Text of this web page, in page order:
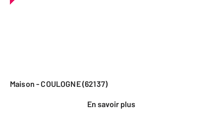
Maison - COULOGNE (62137)
En savoir plus